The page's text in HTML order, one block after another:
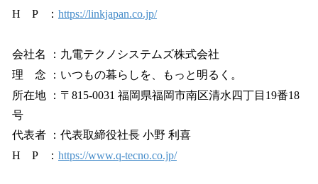
H P ： https://linkjapan.co.jp/
会社名 ：九電テクノシステムズ株式会社
理 念 ：いつもの暮らしを、もっと明るく。
所在地 ：〒815-0031 福岡県福岡市南区清水四丁目19番18
号
代表者 ：代表取締役社長 小野 利喜
H P ： https://www.q-tecno.co.jp/